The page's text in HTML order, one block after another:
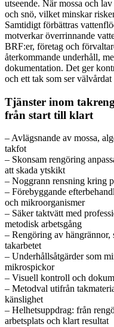
utseende. När mossa och
och snö, vilket minskar
Samtidigt förbättras
motverkar överrinnande
BRF:er, företag och
återkommande underhåll,
dokumentation. Det ger
och ett tak som ser välvårdat
Tjänster inom
från start till klart
– Avlägsnande av mossa,
takfot
– Skonsam rengöring
att skada ytskikt
– Noggrann rensning kring
– Förebyggande
och mikroorganismer
– Säker taktvätt med
metodisk arbetsgång
– Rengöring av hängrännor,
takarbetet
– Underhållsåtgärder som
mikrospickor
– Visuell kontroll och
– Metodval utifrån
känslighet
– Helhetsuppdrag: från
arbetsplats och klart resultat